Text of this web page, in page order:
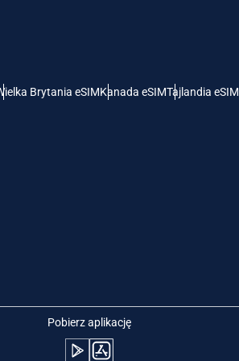
Brytania eSIMKanada eSIMTajlandia eSIM
Pobierz aplikację
Português